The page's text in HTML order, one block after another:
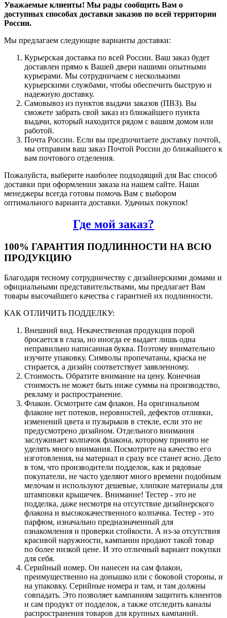
Уважаемые клиенты! Мы рады сообщить Вам о
доступных способах доставки заказов по всей территории
России.
Мы предлагаем следующие варианты доставки:
Курьерская доставка по всей России. Ваш заказ будет
доставлен прямо к Вашей двери нашими опытными
курьерами. Мы сотрудничаем с несколькими
курьерскими службами, чтобы обеспечить быструю и
надежную доставку.
Самовывоз из пунктов выдачи заказов (ПВЗ). Вы
сможете забрать свой заказ из ближайшего пункта
выдачи, который находится рядом с вашим домом или
работой.
Почта России. Если вы предпочитаете доставку почтой,
мы отправим ваш заказ Почтой России до ближайшего к
вам почтового отделения.
Пожалуйста, выберите наиболее подходящий для Вас способ
доставки при оформлении заказа на нашем сайте. Наши
менеджеры всегда готовы помочь Вам с выбором
оптимального варианта доставки. Удачных покупок!
Где мой заказ?
100% ГАРАНТИЯ ПОДЛИННОСТИ НА ВСЮ
ПРОДУКЦИЮ
Благодаря тесному сотрудничеству с дизайнерскими домами и
официальными представительствами, мы предлагает Вам
товары высочайшего качества с гарантией их подлинности.
КАК ОТЛИЧИТЬ ПОДДЕЛКУ:
Внешний вид. Некачественная продукция порой
бросается в глаза, но иногда ее выдает лишь одна
неправильно написанная буква. Поэтому внимательно
изучите упаковку. Символы пропечатаны, краска не
стирается, а дизайн соответствует заявленному.
Стоимость. Обратите внимание на цену. Конечная
стоимость не может быть ниже суммы на производство,
рекламу и распространение.
Флакон. Осмотрите сам флакон. На оригинальном
флаконе нет потеков, неровностей, дефектов отливки,
изменений цвета и пузырьков в стекле, если это не
предусмотрено дизайном. Отдельного внимания
заслуживает колпачок флакона, которому принято не
уделять много внимания. Посмотрите на качество его
изготовления, на материал и сразу все станет ясно. Дело
в том, что производители подделок, как и рядовые
покупатели, не часто уделяют много времени подобным
мелочам и используют дешевые, хлипкие материалы для
штамповки крышечек. Внимание! Тестер - это не
подделка, даже несмотря на отсутствие дизайнерского
флакона и высококачественного колпачка. Тестер - это
парфюм, изначально предназначенный для
ознакомления и проверки стойкости. А из-за отсутствия
красивой наружности, кампании продают такой товар
по более низкой цене. И это отличный вариант покупки
для себя.
Серийный номер. Он нанесен на сам флакон,
преимущественно на донышко или с боковой стороны, и
на упаковку. Серийные номера и там, и там должны
совпадать. Это позволяет кампаниям защитить клиентов
и сам продукт от подделок, а также отследить каналы
распространения товаров для крупных кампаний.